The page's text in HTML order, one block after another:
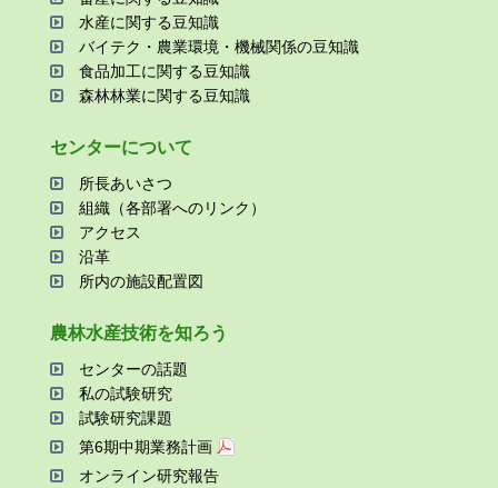
⽔産に関する⾖知識
バイテク・農業環境・機械関係の⾖知識
⾷品加⼯に関する⾖知識
森林林業に関する⾖知識
センターについて
所⻑あいさつ
組織（各部署へのリンク）
アクセス
沿⾰
所内の施設配置図
農林⽔産技術を知ろう
センターの話題
私の試験研究
試験研究課題
第6期中期業務計画
オンライン研究報告